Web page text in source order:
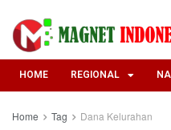
HOME REGIONAL
Home Tag Dana Kelurahan